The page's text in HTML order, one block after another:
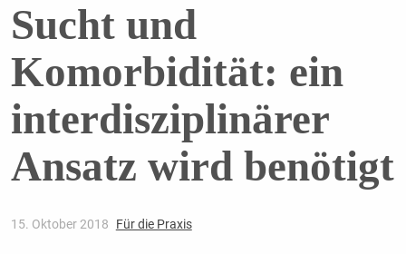
Sucht und
Komorbidität: ein
interdisziplinärer
Ansatz wird benötigt
15. Oktober 2018 Für die Praxis